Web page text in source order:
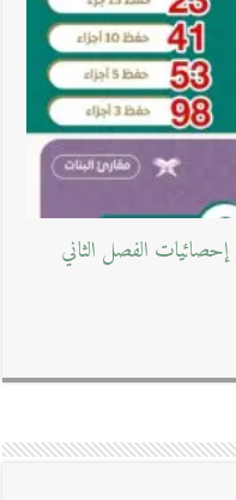
إحصائيات الفصل الثاني